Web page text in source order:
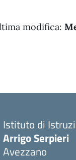
modifica:
Istituto di
Arrigo Serpieri
Avezzano